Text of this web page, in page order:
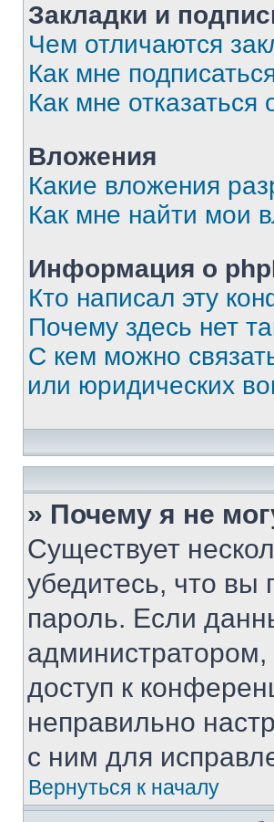
Закладки и
Чем отличаются
Как мне
Как мне отказаться
Вложения
Какие вложения
Как мне найти мои
Информация о
Кто написал эту
Почему здесь нет
С кем можно
или юридических
» Почему я не
Существует
убедитесь, что вы
пароль. Если
доступ к
неправильно
с ним для
Вернуться к началу